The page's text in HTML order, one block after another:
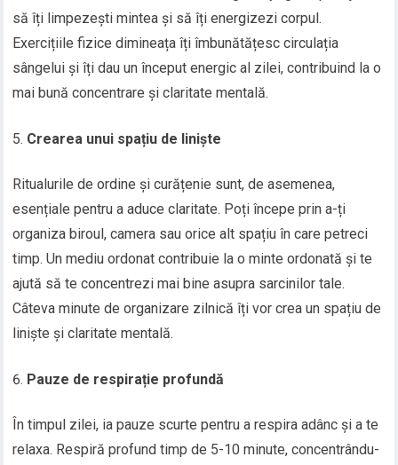
să îți limpezești mintea și să îți energizezi corpul.
Exercițiile fizice dimineața îți îmbunătățesc circulația
sângelui și îți dau un început energic al zilei, contribuind la o
mai bună concentrare și claritate mentală.
Crearea unui spațiu de liniște
Ritualurile de ordine și curățenie sunt, de asemenea,
esențiale pentru a aduce claritate. Poți începe prin a-ți
organiza biroul, camera sau orice alt spațiu în care petreci
timp. Un mediu ordonat contribuie la o minte ordonată și te
ajută să te concentrezi mai bine asupra sarcinilor tale.
Câteva minute de organizare zilnică îți vor crea un spațiu de
liniște și claritate mentală.
Pauze de respirație profundă
În timpul zilei, ia pauze scurte pentru a respira adânc și a te
relaxa. Respiră profund timp de 5-10 minute, concentrându-